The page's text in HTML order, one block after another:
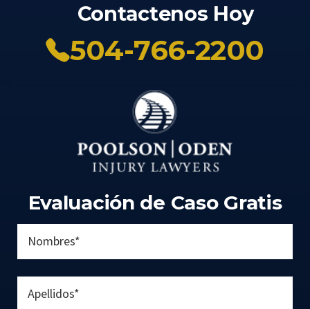
Contactenos Hoy
504-766-2200
Evaluación de Caso Gratis